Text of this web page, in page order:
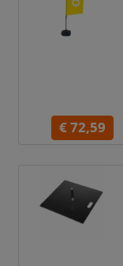
€ 72,59